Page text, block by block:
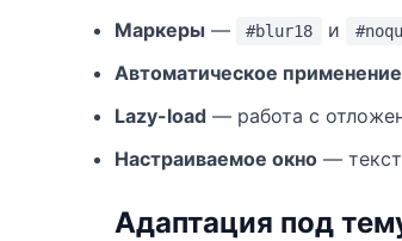
Маркеры — #blur18 и
Автоматическое применение
Lazy-load — работа с
Настраиваемое окно —
Адаптация под